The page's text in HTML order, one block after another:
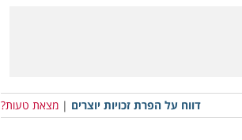
דווח על הפרת זכויות יוצרים | מצאת טעות?